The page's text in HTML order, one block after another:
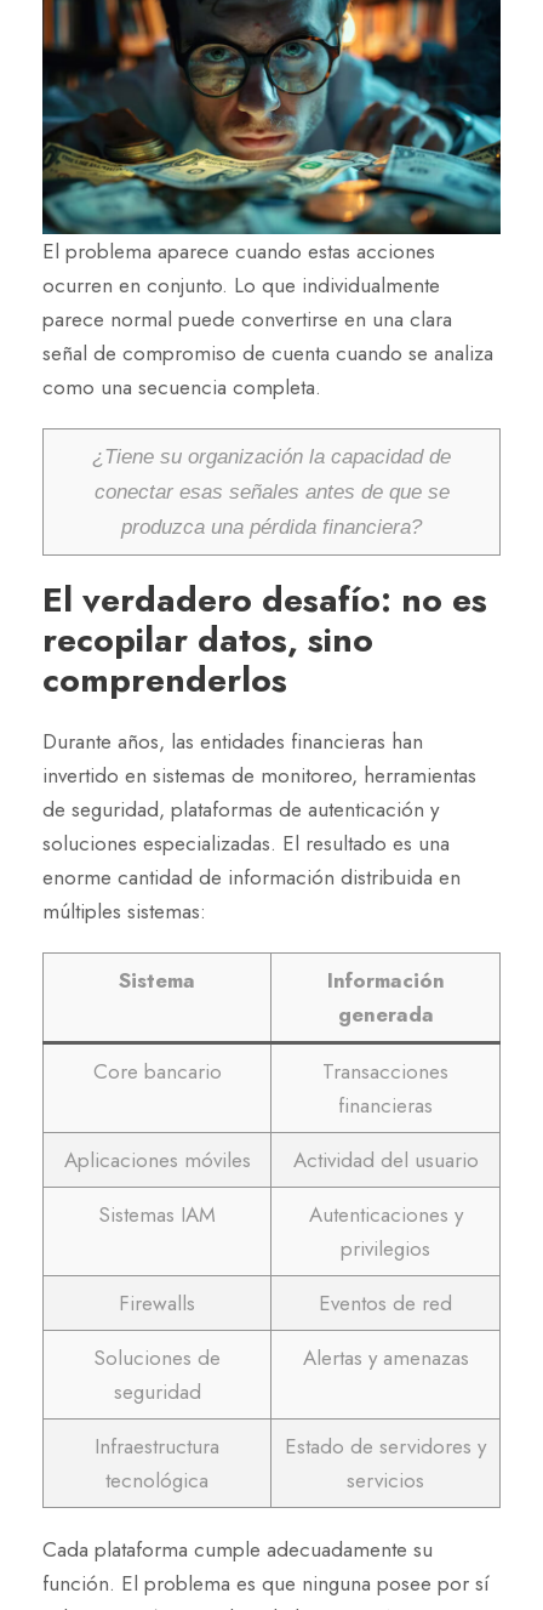
El problema aparece cuando estas acciones
ocurren en conjunto. Lo que individualmente
parece normal puede convertirse en una clara
señal de compromiso de cuenta cuando se analiza
como una secuencia completa.
¿Tiene su organización la capacidad de
conectar esas señales antes de que se
produzca una pérdida financiera?
El verdadero desafío: no es
recopilar datos, sino
comprenderlos
Durante años, las entidades financieras han
invertido en sistemas de monitoreo, herramientas
de seguridad, plataformas de autenticación y
soluciones especializadas. El resultado es una
enorme cantidad de información distribuida en
múltiples sistemas:
Sistema
Información
generada
Core bancario
Transacciones
financieras
Aplicaciones móviles
Actividad del usuario
Sistemas IAM
Autenticaciones y
privilegios
Firewalls
Eventos de red
Soluciones de
seguridad
Alertas y amenazas
Infraestructura
tecnológica
Estado de servidores y
servicios
Cada plataforma cumple adecuadamente su
función. El problema es que ninguna posee por sí